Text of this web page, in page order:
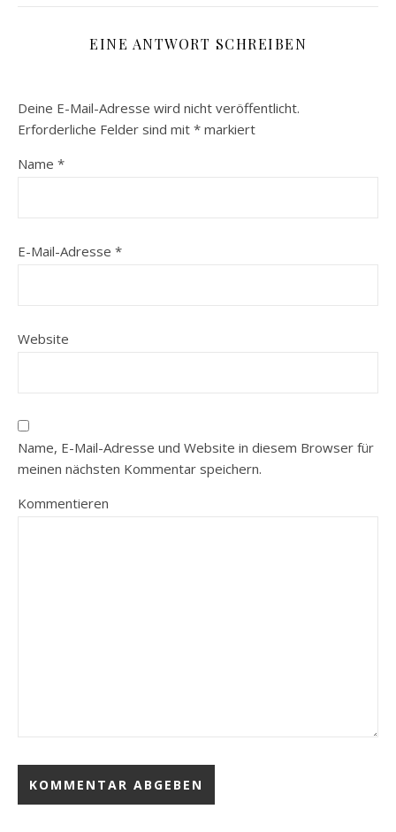
EINE ANTWORT SCHREIBEN
Deine E-Mail-Adresse wird nicht veröffentlicht.
Erforderliche Felder sind mit * markiert
Name *
E-Mail-Adresse *
Website
Name, E-Mail-Adresse und Website in diesem Browser für
meinen nächsten Kommentar speichern.
Kommentieren